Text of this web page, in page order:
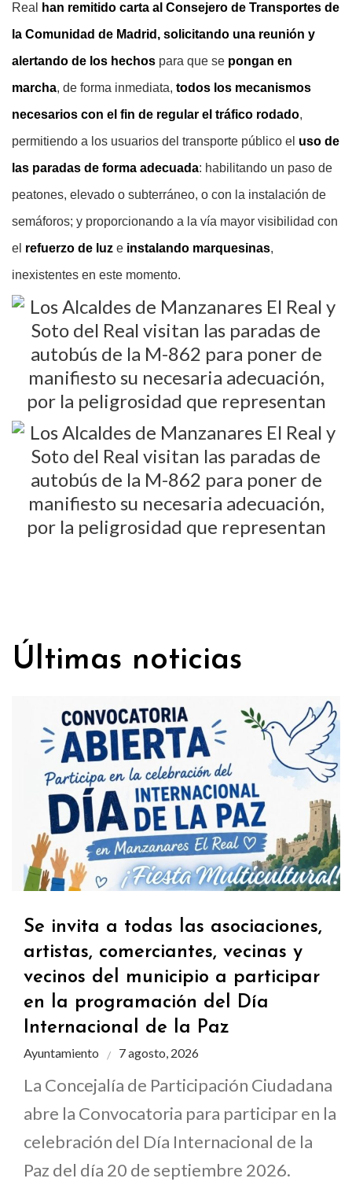
Real
han remitido carta al Consejero de Transportes de
la Comunidad de Madrid, solicitando una reunión y
alertando de los hechos para que se pongan en
marcha, de forma inmediata, todos los mecanismos
necesarios con el fin de regular el tráfico rodado,
permitiendo a los usuarios del transporte público el uso de
las paradas de forma adecuada: habilitando un paso de
peatones, elevado o subterráneo, o con la instalación de
semáforos; y proporcionando a la vía mayor visibilidad con
el refuerzo de luz e instalando marquesinas,
inexistentes en este momento.
Últimas noticias
Se invita a todas las asociaciones,
artistas, comerciantes, vecinas y
vecinos del municipio a participar
en la programación del Día
Internacional de la Paz
Ayuntamiento 7 agosto, 2026
La Concejalía de Participación Ciudadana
abre la Convocatoria para participar en la
celebración del Día Internacional de la
Paz del día 20 de septiembre 2026.